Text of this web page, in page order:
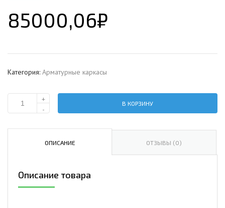
85000,06₽
Категория: Арматурные каркасы
Количество
арматурный
КБС-200х20х200х10-
+
-
В КОРЗИНУ
ОПИСАНИЕ ОТЗЫВЫ (0)
Описание товара